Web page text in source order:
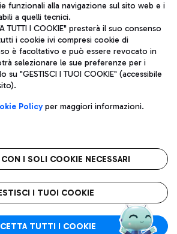
- Società soggetta a direzione e
S.p.A.
delle Imprese di Roma 13032990155 P.
int. vers.
Racchetti 1 - 00054 Fiumicino (RM)
Note legali
Roma FCO
stellato
funzionali alla navigazione sul sito web e i
a quelli tecnici.
TUTTI I COOKIE" presterà il suo consenso
i cookie ivi compresi cookie di
è facoltativo e può essere revocato in
selezionare le sue preferenze per i
"GESTISCI I TUOI COOKIE" (accessibile
Policyper maggiori informazioni.
I SOLI COOKIE NECESSARI
I TUOI COOKIE
TUTTI I COOKIE